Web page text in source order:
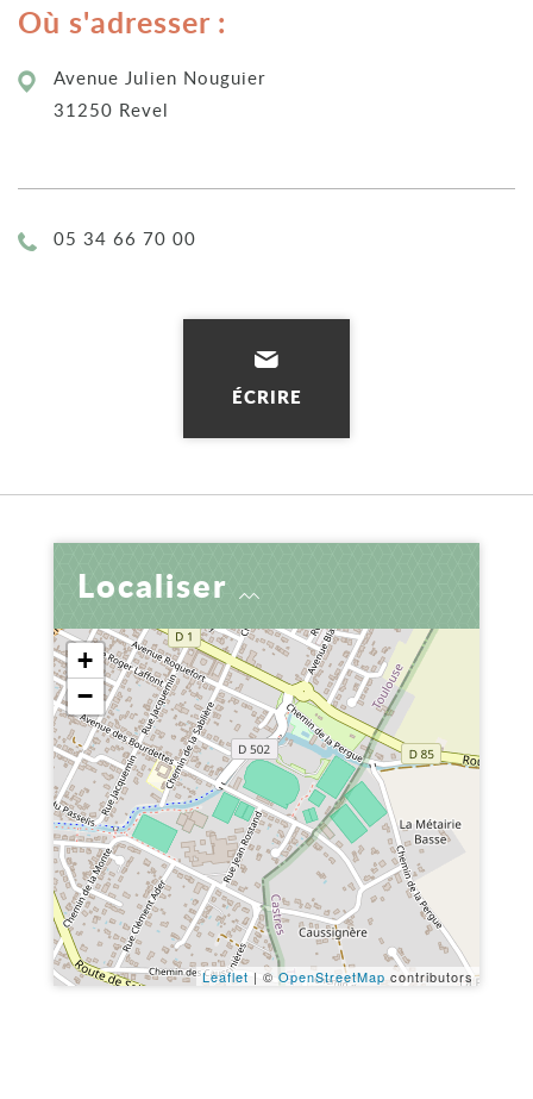
Où s'adresser :
Avenue Julien Nouguier
31250 Revel
Téléphone :
05 34 66 70 00
ÉCRIRE
Localiser
+
−
Leaflet | ©OpenStreetMap contributors